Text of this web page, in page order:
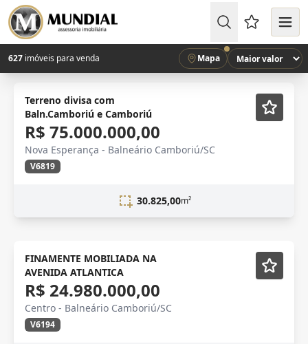
Favoritos
627 imóveis para venda Mapa
Novidade
Terreno divisa com
Baln.Camboriú e Camboriú
R$ 75.000.000,00
Nova Esperança - Balneário Camboriú/SC
V6819
30.825,00m²
VISTA MAR Mobiliado
FINAMENTE MOBILIADA NA
AVENIDA ATLANTICA
R$ 24.980.000,00
Centro - Balneário Camboriú/SC
V6194